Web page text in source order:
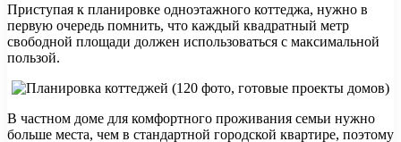
Приступая к планировке одноэтажного коттеджа, нужно в
первую очередь помнить, что каждый квадратный метр
свободной площади должен использоваться с максимальной
пользой.
В частном доме для комфортного проживания семьи нужно
больше места, чем в стандартной городской квартире, поэтому